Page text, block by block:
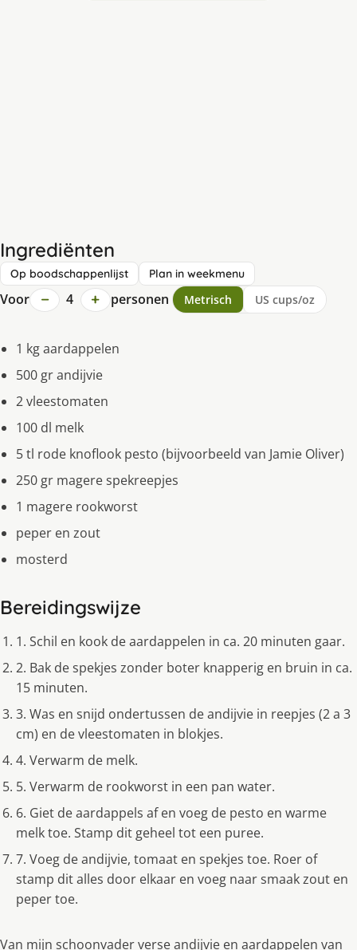
Ingrediënten
Op boodschappenlijst Plan in weekmenu
Voor − 4 + personen Metrisch US cups/oz
1 kg aardappelen
500 gr andijvie
2 vleestomaten
100 dl melk
5 tl rode knoflook pesto (bijvoorbeeld van Jamie Oliver)
250 gr magere spekreepjes
1 magere rookworst
peper en zout
mosterd
Bereidingswijze
1. Schil en kook de aardappelen in ca. 20 minuten gaar.
2. Bak de spekjes zonder boter knapperig en bruin in ca.
15 minuten.
3. Was en snijd ondertussen de andijvie in reepjes (2 a 3
cm) en de vleestomaten in blokjes.
4. Verwarm de melk.
5. Verwarm de rookworst in een pan water.
6. Giet de aardappels af en voeg de pesto en warme
melk toe. Stamp dit geheel tot een puree.
7. Voeg de andijvie, tomaat en spekjes toe. Roer of
stamp dit alles door elkaar en voeg naar smaak zout en
peper toe.
Van mijn schoonvader verse andijvie en aardappelen van